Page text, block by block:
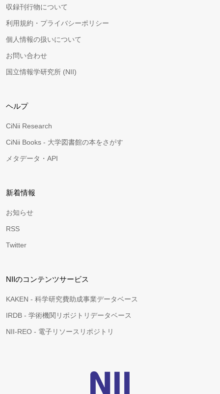
収録刊行物について
利用規約・プライバシーポリシー
個人情報の扱いについて
お問い合わせ
国立情報学研究所 (NII)
ヘルプ
CiNii Research
CiNii Books - 大学図書館の本をさがす
メタデータ・API
新着情報
お知らせ
RSS
Twitter
NIIのコンテンツサービス
KAKEN - 科学研究費助成事業データベース
IRDB - 学術機関リポジトリデータベース
NII-REO - 電子リソースリポジトリ